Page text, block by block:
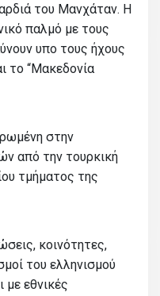
του Μανχάταν. Η
παλμό με τους
υπο τους ήχους
το “Μακεδονία
στην
από την τουρκική
τμήματος της
κοινότητες,
του ελληνισμού
με εθνικές